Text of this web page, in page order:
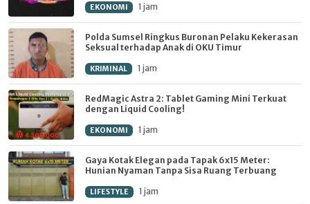
EKONOMI 1 jam
Polda Sumsel Ringkus Buronan Pelaku Kekerasan
Seksual terhadap Anak di OKU Timur
KRIMINAL 1 jam
RedMagic Astra 2: Tablet Gaming Mini Terkuat
dengan Liquid Cooling!
EKONOMI 1 jam
Gaya Kotak Elegan pada Tapak 6x15 Meter:
Hunian Nyaman Tanpa Sisa Ruang Terbuang
LIFESTYLE 1 jam